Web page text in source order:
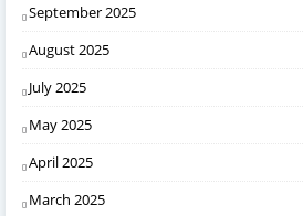
September 2025
August 2025
July 2025
May 2025
April 2025
March 2025